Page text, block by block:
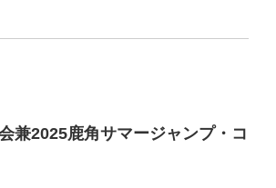
兼2025鹿角サマージャンプ・コ